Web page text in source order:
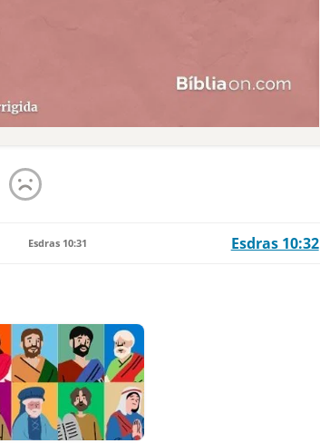
Esdras 10:31 Esdras 10:32